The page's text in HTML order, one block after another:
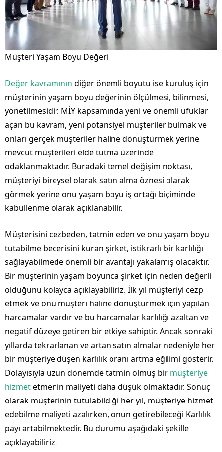
Müşteri Yaşam Boyu Değeri
Değer kavramının diğer önemli boyutu ise kuruluş için
müşterinin yaşam boyu değerinin ölçülmesi, bilinmesi,
yönetilmesidir. MİY kapsamında yeni ve önemli ufuklar
açan bu kavram, yeni potansiyel müşteriler bulmak ve
onları gerçek müşteriler haline dönüştürmek yerine
mevcut müşterileri elde tutma üzerinde
odaklanmaktadır. Buradaki temel değişim noktası,
müşteriyi bireysel olarak satın alma öznesi olarak
görmek yerine onu yaşam boyu iş ortağı biçiminde
kabullenme olarak açıklanabilir.
Müşterisini cezbeden, tatmin eden ve onu yaşam boyu
tutabilme becerisini kuran şirket, istikrarlı bir karlılığı
sağlayabilmede önemli bir avantajı yakalamış olacaktır.
Bir müşterinin yaşam boyunca şirket için neden değerli
olduğunu kolayca açıklayabiliriz. İlk yıl müşteriyi cezp
etmek ve onu müşteri haline dönüştürmek için yapılan
harcamalar vardır ve bu harcamalar karlılığı azaltan ve
negatif düzeye getiren bir etkiye sahiptir. Ancak sonraki
yıllarda tekrarlanan ve artan satın almalar nedeniyle her
bir müşteriye düşen karlılık oranı artma eğilimi gösterir.
Dolayısıyla uzun dönemde tatmin olmuş bir müşteriye
hizmetetmenin maliyeti daha düşük olmaktadır. Sonuç
olarak müşterinin tutulabildiği her yıl, müşteriye hizmet
edebilme maliyeti azalırken, onun getirebileceği Karlılık
payı artabilmektedir. Bu durumu aşağıdaki şekille
açıklayabiliriz.